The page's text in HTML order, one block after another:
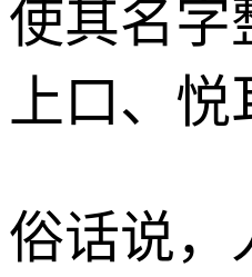
使其名字
上口、悦
俗话说，